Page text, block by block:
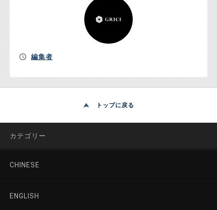
編集者
トップに戻る
カテゴリー
CHINESE
ENGLISH